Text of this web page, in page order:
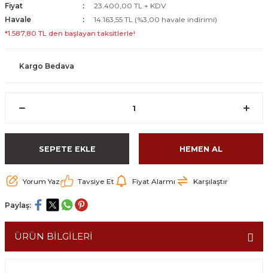
Fiyat
23.400,00 TL + KDV
Havale
14.163,55 TL (%3,00 havale indirimi)
*1.587,80 TL den başlayan taksitlerle!
Kargo Bedava
SEPETE EKLE HEMEN AL
Yorum Yaz Tavsiye Et Fiyat Alarmı Karşılaştır
Paylaş:
ÜRÜN BİLGİLERİ